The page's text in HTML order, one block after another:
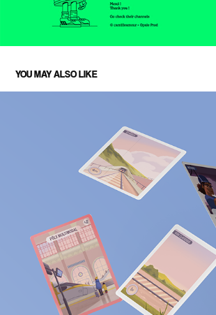
YOU MAY ALSO LIKE
FER DE FRANCE - JEU DE CARTE
2026